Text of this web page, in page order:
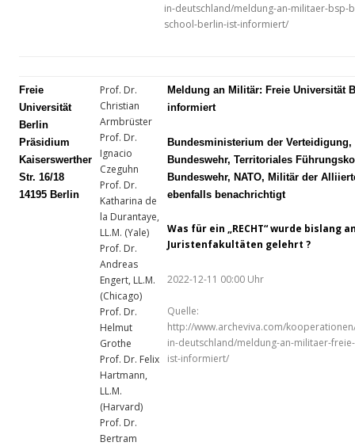
in-deutschland/meldung-an-militaer-bsp-
school-berlin-ist-informiert/
Freie
Universität
Berlin
Präsidium
Kaiserswerther
Str. 16/18
14195 Berlin
Prof. Dr.
Christian
Armbrüster
Prof. Dr.
Ignacio
Czeguhn
Prof. Dr.
Katharina de
la Durantaye,
LL.M. (Yale)
Prof. Dr.
Andreas
Engert, LL.M.
(Chicago)
Prof. Dr.
Helmut
Grothe
Prof. Dr. Felix
Hartmann,
LL.M.
(Harvard)
Prof. Dr.
Bertram
Meldung an Militär: Freie Universität
informiert
Bundesministerium der Verteidigung,
Bundeswehr, Territoriales
Bundeswehr, NATO, Militär der
ebenfalls benachrichtigt
Was für ein „RECHT“ wurde bislang
Juristenfakultäten gelehrt ?
2022-12-11 00:00 Uhr
Quelle:
http://www.archeviva.com/
in-deutschland/meldung-an-militaer-
ist-informiert/